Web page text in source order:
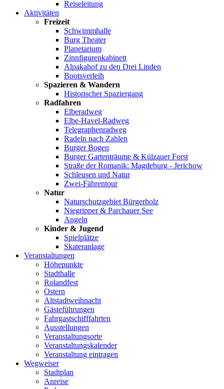
Reiseleitung
Aktivitäten
Freizeit
Schwimmhalle
Burg Theater
Planetarium
Zinnfigurenkabinett
Alpakahof zu den Drei Linden
Bootsverleih
Spazieren & Wandern
Historischer Spaziergang
Radfahren
Elberadweg
Elbe-Havel-Radweg
Telegraphenradweg
Radeln nach Zahlen
Burger Bogen
Burger Gartenträume & Külzauer Forst
Straße der Romanik: Magdeburg - Jerichow
Schleusen und Natur
Zwei-Fährentour
Natur
Naturschutzgebiet Bürgerholz
Niegripper & Parchauer See
Angeln
Kinder & Jugend
Spielplätze
Skateranlage
Veranstaltungen
Höhepunkte
Stadthalle
Rolandfest
Ostern
Altstadtweihnacht
Gästeführungen
Fahrgastschifffahrten
Ausstellungen
Veranstaltungsorte
Veranstaltungskalender
Veranstaltung eintragen
Wegweiser
Stadtplan
Anreise